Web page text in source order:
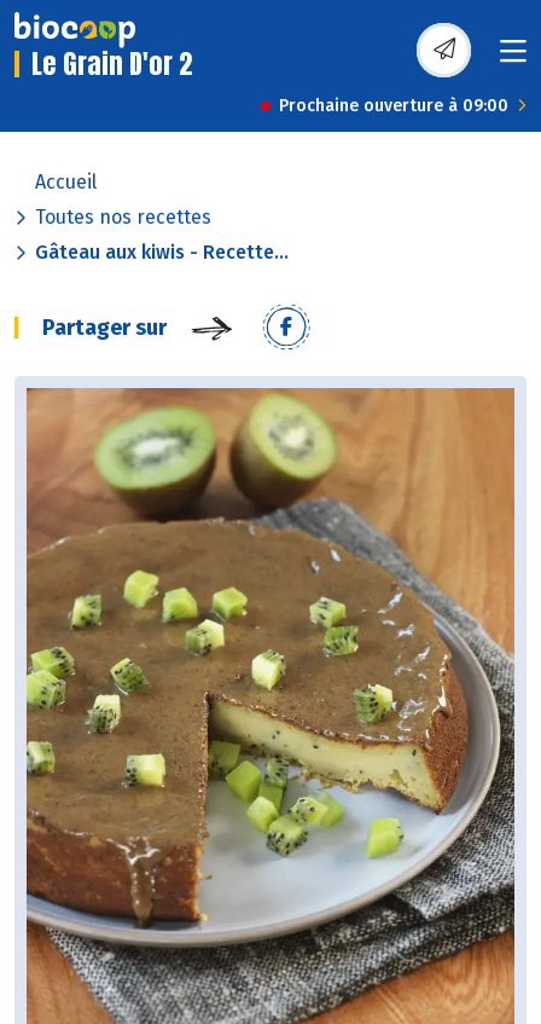
Le Grain D'or 2
Prochaine ouverture à 09:00
Accueil
Toutes nos recettes
Gâteau aux kiwis - Recette...
Partager sur